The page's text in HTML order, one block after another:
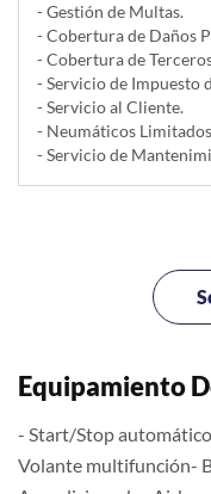
- Gestión de Multas.
- Cobertura de Daños
- Cobertura de
- Servicio de Impuesto
- Servicio al Cliente.
- Neumáticos
- Servicio de
Equipamiento
- Start/Stop
Volante multifunción-